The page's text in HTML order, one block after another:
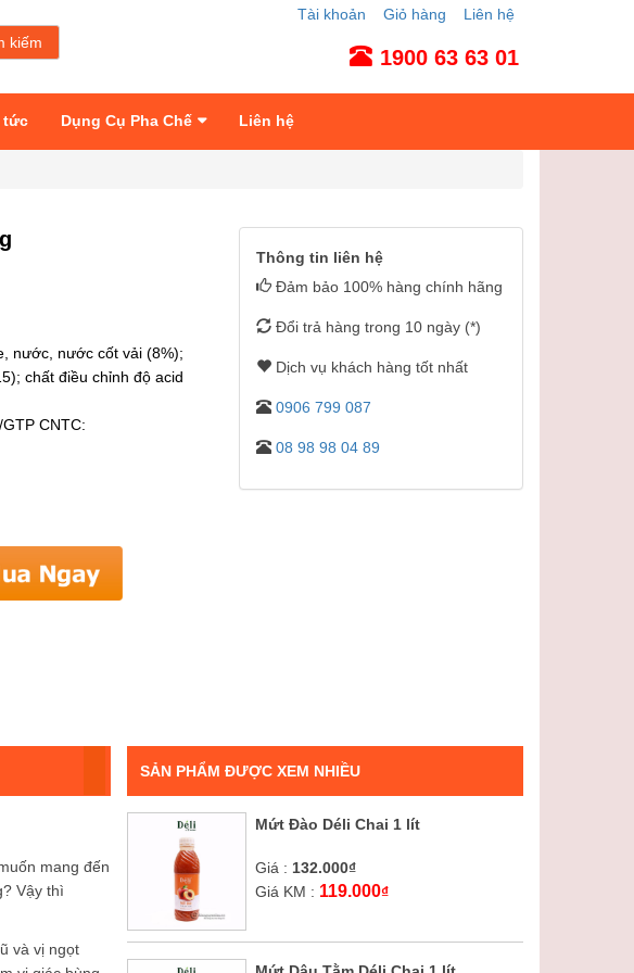
Liên hệ
Giỏ hàng
Tài khoản
1900 63 63 01
tức Dụng Cụ Pha Chế Liên hệ
nước, nước cốt vải (8%);
chất điều chỉnh độ acid
CNTC:
Thông tin liên hệ
Đảm bảo 100% hàng chính hãng
Đổi trả hàng trong 10 ngày (*)
Dịch vụ khách hàng tốt nhất
0906 799 087
08 98 98 04 89
mang đến
Vậy thì
và vị ngọt
SẢN PHẨM ĐƯỢC XEM NHIỀU
Mứt Đào Déli Chai 1 lít
Giá : 132.000₫
Giá KM : 119.000₫